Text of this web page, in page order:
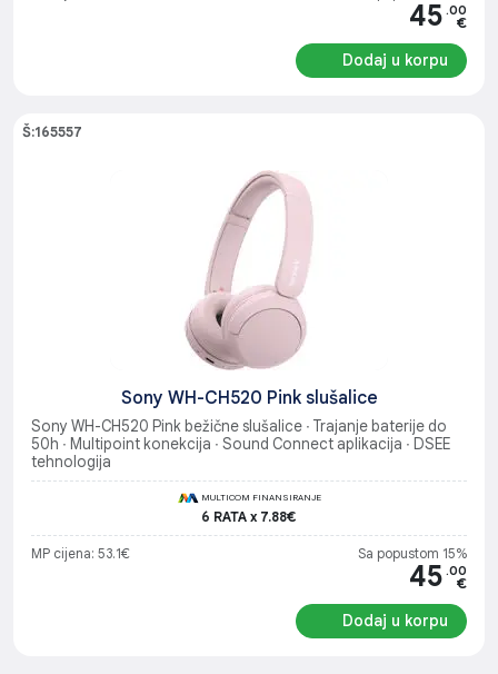
45 .00
€
Dodaj u korpu
Š:165557
Sony WH-CH520 Pink slušalice
Sony WH-CH520 Pink bežične slušalice ∙ Trajanje baterije do
50h ∙ Multipoint konekcija ∙ Sound Connect aplikacija ∙ DSEE
tehnologija
MULTICOM FINANSIRANJE
6 RATA x 7.88€
MP cijena: 53.1€ Sa popustom 15%
45 .00
€
Dodaj u korpu